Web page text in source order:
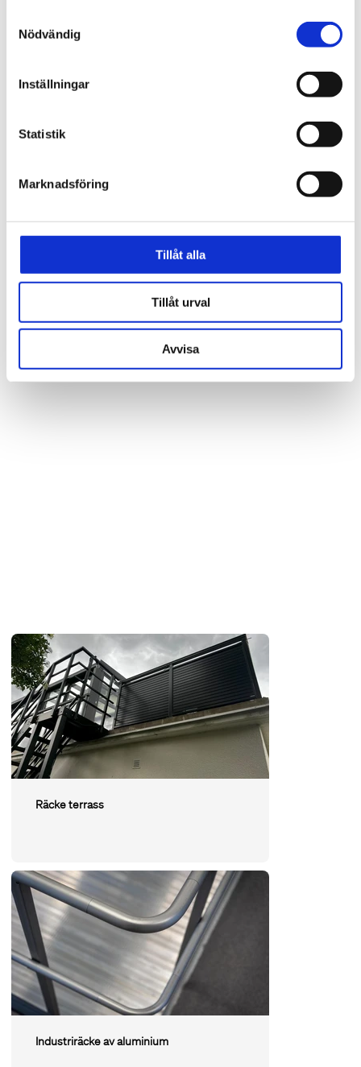
Nödvändig
Inställningar
Statistik
Marknadsföring
Tillåt alla
Tillåt urval
Avvisa
Filuppladdning
Räcke terrass
Industriräcke av aluminium